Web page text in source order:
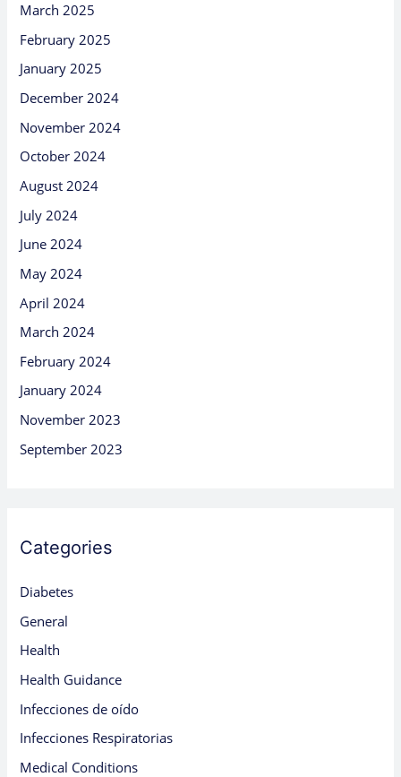
March 2025
February 2025
January 2025
December 2024
November 2024
October 2024
August 2024
July 2024
June 2024
May 2024
April 2024
March 2024
February 2024
January 2024
November 2023
September 2023
Categories
Diabetes
General
Health
Health Guidance
Infecciones de oído
Infecciones Respiratorias
Medical Conditions